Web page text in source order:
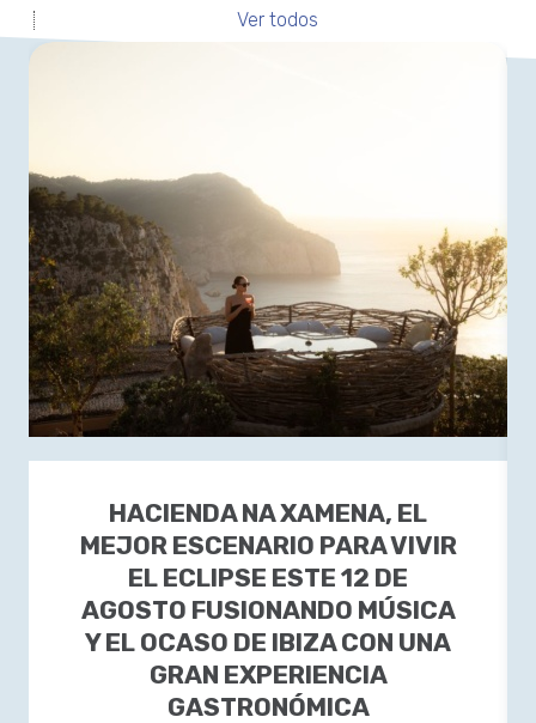
Ver todos
HACIENDA NA XAMENA, EL
MEJOR ESCENARIO PARA VIVIR
EL ECLIPSE ESTE 12 DE
AGOSTO FUSIONANDO MÚSICA
Y EL OCASO DE IBIZA CON UNA
GRAN EXPERIENCIA
GASTRONÓMICA